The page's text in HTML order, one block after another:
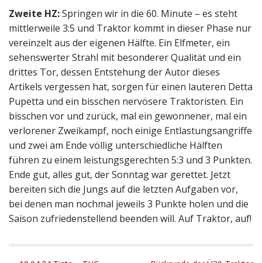
Zweite HZ:Springen wir in die 60. Minute – es steht
mittlerweile 3:5 und Traktor kommt in dieser Phase nur
vereinzelt aus der eigenen Hälfte. Ein Elfmeter, ein
sehenswerter Strahl mit besonderer Qualität und ein
drittes Tor, dessen Entstehung der Autor dieses
Artikels vergessen hat, sorgen für einen lauteren Detta
Pupetta und ein bisschen nervösere Traktoristen. Ein
bisschen vor und zurück, mal ein gewonnener, mal ein
verlorener Zweikampf, noch einige Entlastungsangriffe
und zwei am Ende völlig unterschiedliche Hälften
führen zu einem leistungsgerechten 5:3 und 3 Punkten.
Ende gut, alles gut, der Sonntag war gerettet. Jetzt
bereiten sich die Jungs auf die letzten Aufgaben vor,
bei denen man nochmal jeweils 3 Punkte holen und die
Saison zufriedenstellend beenden will. Auf Traktor, auf!